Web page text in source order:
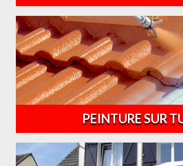
PEINTURE SUR